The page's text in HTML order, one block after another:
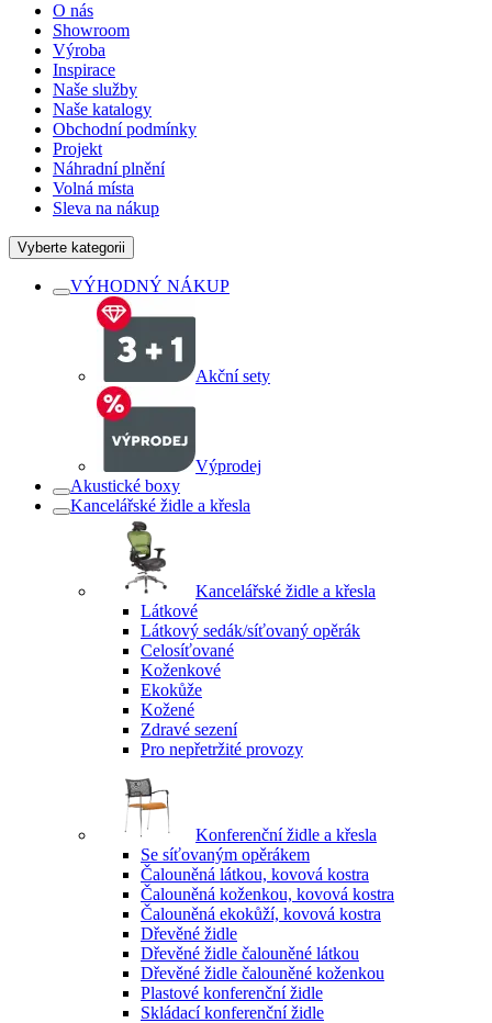
O nás
Showroom
Výroba
Inspirace
Naše služby
Naše katalogy
Obchodní podmínky
Projekt
Náhradní plnění
Volná místa
Sleva na nákup
Vyberte kategorii
VÝHODNÝ NÁKUP
Akční sety
Výprodej
Akustické boxy
Kancelářské židle a křesla
Kancelářské židle a křesla
Látkové
Látkový sedák/síťovaný opěrák
Celosíťované
Koženkové
Ekokůže
Kožené
Zdravé sezení
Pro nepřetržité provozy
Konferenční židle a křesla
Se síťovaným opěrákem
Čalouněná látkou, kovová kostra
Čalouněná koženkou, kovová kostra
Čalouněná ekokůží, kovová kostra
Dřevěné židle
Dřevěné židle čalouněné látkou
Dřevěné židle čalouněné koženkou
Plastové konferenční židle
Skládací konferenční židle